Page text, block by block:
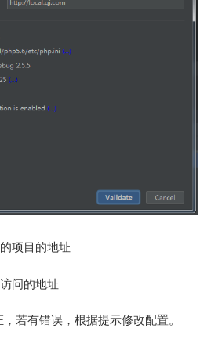
项目的地址
问的地址
若有错误，根据提示修改配置。